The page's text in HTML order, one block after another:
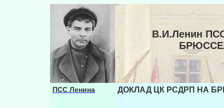
В.И.Ленин
ПСС Ленина ДОКЛАД ЦК РСДРП НА